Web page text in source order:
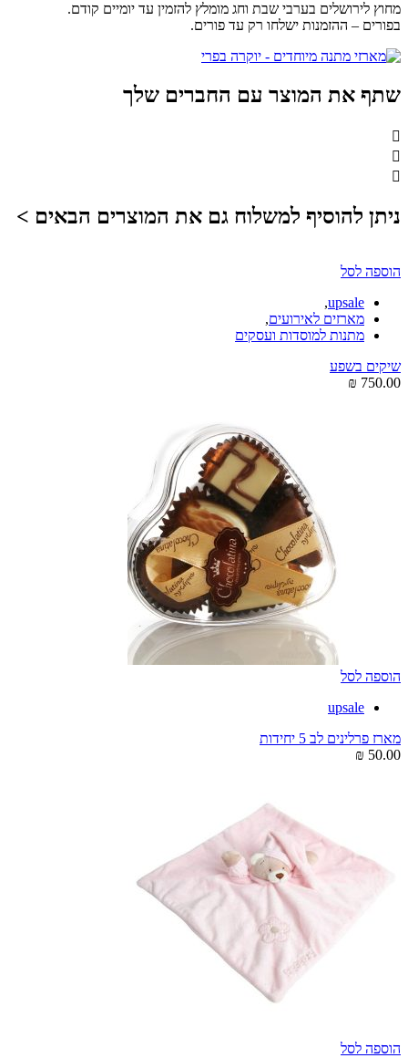
מחוץ לירושלים בערבי שבת וחג מומלץ להזמין עד יומיים קודם.
בפורים – ההזמנות ישלחו רק עד פורים.
שתף את המוצר עם החברים שלך
ניתן להוסיף למשלוח גם את המוצרים הבאים >
הוספה לסל
upsale
,
מארזים לאירועים,
מתנות למוסדות ועסקים
שיקים בשפע
₪ 750.00
הוספה לסל
upsale
מארז פרלינים לב 5 יחידות
₪ 50.00
הוספה לסל